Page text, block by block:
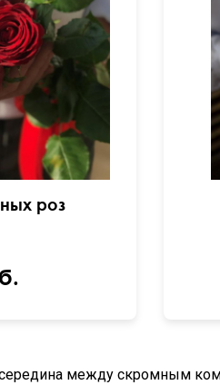
роз
середина между скромным